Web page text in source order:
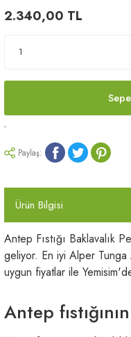
2.340,00 TL
-
Paylaş:
Ürün Bilgisi
Antep Fıstığı Baklavalık
geliyor. En iyi Alper Tunga
uygun fiyatlar ile
Antep